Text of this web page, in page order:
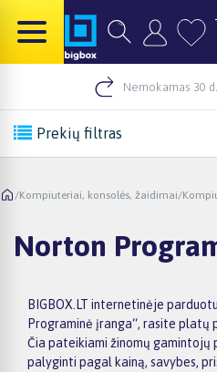
Nemokamas 30
Prekių filtras
/Kompiuteriai, konsolės, žaidimai/
Norton
BIGBOX.LT internetinėje
Programinė įranga“, rasite platų
Čia pateikiami žinomų gamintojų
palyginti pagal kainą, savybes,